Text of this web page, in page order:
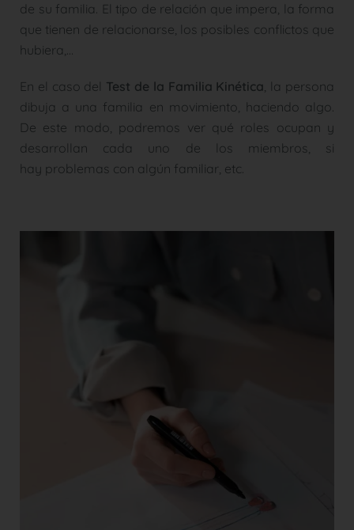
de su familia. El tipo de relación que impera, la forma
que tienen de relacionarse, los posibles conflictos que
hubiera,…
En el caso del Test de la Familia Kinética, la persona
dibuja a una familia en movimiento, haciendo algo.
De este modo, podremos ver qué roles ocupan y
desarrollan cada uno de los miembros, si
hay problemas con algún familiar, etc.